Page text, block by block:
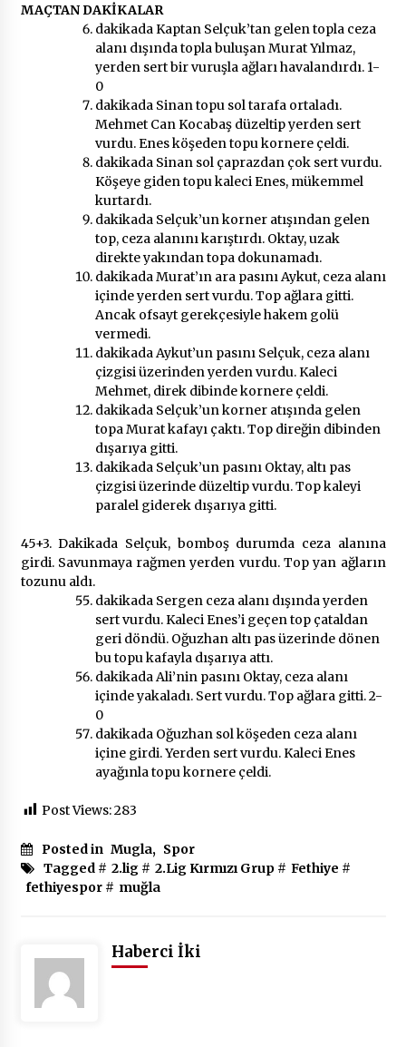
MAÇTAN DAKİKALAR
dakikada Kaptan Selçuk’tan gelen topla ceza
alanı dışında topla buluşan Murat Yılmaz,
yerden sert bir vuruşla ağları havalandırdı. 1-
0
dakikada Sinan topu sol tarafa ortaladı.
Mehmet Can Kocabaş düzeltip yerden sert
vurdu. Enes köşeden topu kornere çeldi.
dakikada Sinan sol çaprazdan çok sert vurdu.
Köşeye giden topu kaleci Enes, mükemmel
kurtardı.
dakikada Selçuk’un korner atışından gelen
top, ceza alanını karıştırdı. Oktay, uzak
direkte yakından topa dokunamadı.
dakikada Murat’ın ara pasını Aykut, ceza alanı
içinde yerden sert vurdu. Top ağlara gitti.
Ancak ofsayt gerekçesiyle hakem golü
vermedi.
dakikada Aykut’un pasını Selçuk, ceza alanı
çizgisi üzerinden yerden vurdu. Kaleci
Mehmet, direk dibinde kornere çeldi.
dakikada Selçuk’un korner atışında gelen
topa Murat kafayı çaktı. Top direğin dibinden
dışarıya gitti.
dakikada Selçuk’un pasını Oktay, altı pas
çizgisi üzerinde düzeltip vurdu. Top kaleyi
paralel giderek dışarıya gitti.
45+3. Dakikada Selçuk, bomboş durumda ceza alanına
girdi. Savunmaya rağmen yerden vurdu. Top yan ağların
tozunu aldı.
dakikada Sergen ceza alanı dışında yerden
sert vurdu. Kaleci Enes’i geçen top çataldan
geri döndü. Oğuzhan altı pas üzerinde dönen
bu topu kafayla dışarıya attı.
dakikada Ali’nin pasını Oktay, ceza alanı
içinde yakaladı. Sert vurdu. Top ağlara gitti. 2-
0
dakikada Oğuzhan sol köşeden ceza alanı
içine girdi. Yerden sert vurdu. Kaleci Enes
ayağınla topu kornere çeldi.
Post Views:283
Posted in Mugla, Spor
Tagged # 2.lig# 2.Lig Kırmızı Grup# Fethiye #
fethiyespor# muğla
Haberci İki